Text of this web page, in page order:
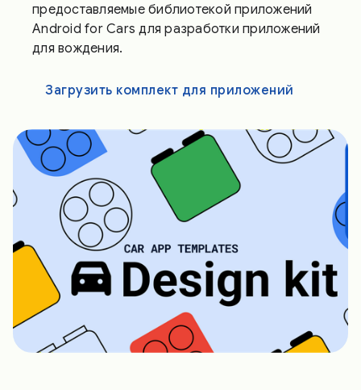
предоставляемые библиотекой приложений
Android for Cars для разработки приложений
для вождения.
Загрузить комплект для приложений